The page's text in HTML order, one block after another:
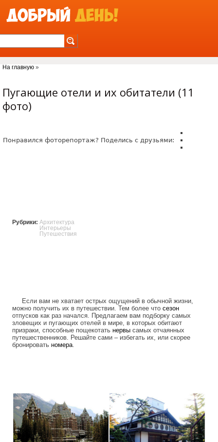
На главную »
Пугающие отели и их обитатели (11
фото)
Понравился фоторепортаж? Поделись с друзьями:
Рубрики: Архитектура
Интерьеры
Путешествия
Если вам не хватает острых ощущений в обычной жизни,
можно получить их в путешествии. Тем более что сезон
отпусков как раз начался. Предлагаем вам подборку самых
зловещих и пугающих отелей в мире, в которых обитают
призраки, способные пощекотать нервы самых отчаянных
путешественников. Решайте сами – избегать их, или скорее
бронировать номера